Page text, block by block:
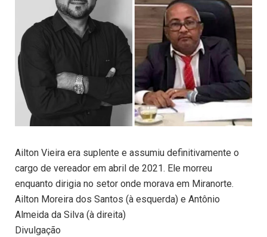
Ailton Vieira era suplente e assumiu definitivamente o
cargo de vereador em abril de 2021. Ele morreu
enquanto dirigia no setor onde morava em Miranorte.
Ailton Moreira dos Santos (à esquerda) e Antônio
Almeida da Silva (à direita)
Divulgação